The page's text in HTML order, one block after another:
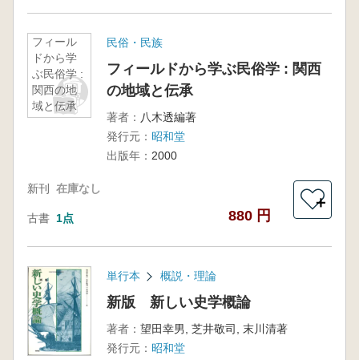
フィール
ドから学
ぶ民俗学 :
関西の地
域と伝承
民俗・民族
フィールドから学ぶ民俗学 : 関西
の地域と伝承
著者： 八木透編著
発行元： 昭和堂
出版年： 2000
新刊 在庫なし
古書 1点 880 円
＋
単行本 概説・理論
新版 新しい史学概論
著者： 望田幸男, 芝井敬司, 末川清著
発行元： 昭和堂